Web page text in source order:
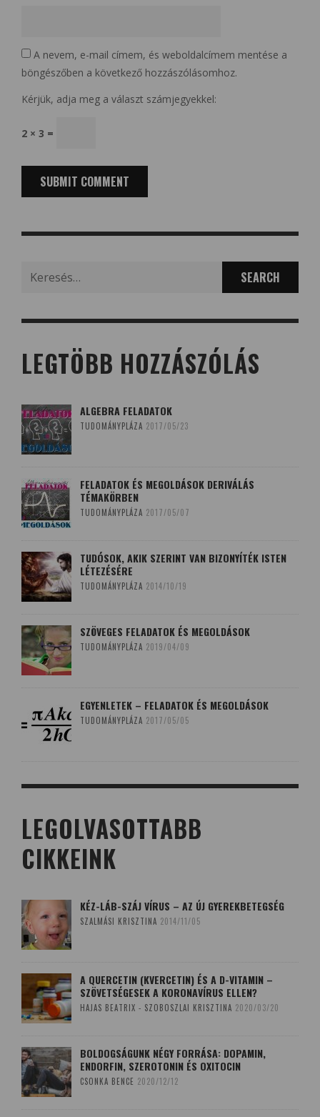
A nevem, e-mail címem, és weboldalcímem mentése a
böngészőben a következő hozzászólásomhoz.
Kérjük, adja meg a választ számjegyekkel:
2 × 3 =
for:
LEGTÖBB HOZZÁSZÓLÁS
ALGEBRA FELADATOK
TUDOMÁNYPLÁZA 2017/05/23
FELADATOK ÉS MEGOLDÁSOK DERIVÁLÁS
TÉMAKÖRBEN
TUDOMÁNYPLÁZA 2017/05/07
TUDÓSOK, AKIK SZERINT VAN BIZONYÍTÉK ISTEN
LÉTEZÉSÉRE
TUDOMÁNYPLÁZA 2014/10/19
SZÖVEGES FELADATOK ÉS MEGOLDÁSOK
TUDOMÁNYPLÁZA 2019/04/09
EGYENLETEK – FELADATOK ÉS MEGOLDÁSOK
TUDOMÁNYPLÁZA 2017/05/05
LEGOLVASOTTABB
CIKKEINK
KÉZ-LÁB-SZÁJ VÍRUS – AZ ÚJ GYEREKBETEGSÉG
SZALMÁSI KRISZTINA 2014/11/05
A QUERCETIN (KVERCETIN) ÉS A D-VITAMIN –
SZÖVETSÉGESEK A KORONAVÍRUS ELLEN?
HAJAS BEATRIX - SZOBOSZLAI KRISZTINA 2020/03/20
BOLDOGSÁGUNK NÉGY FORRÁSA: DOPAMIN,
ENDORFIN, SZEROTONIN ÉS OXITOCIN
CSONKA BENCE 2020/12/12